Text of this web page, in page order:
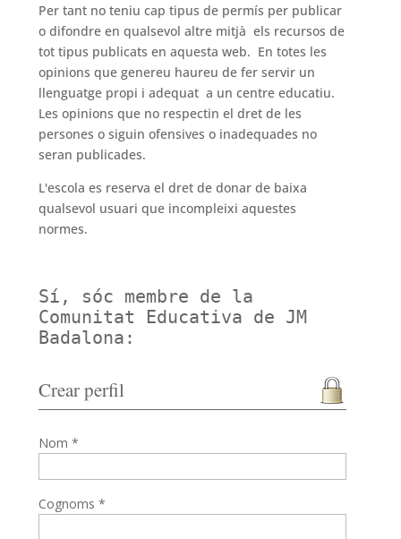
Per tant no teniu cap tipus de permís per publicar
o difondre en qualsevol altre mitjà els recursos de
tot tipus publicats en aquesta web. En totes les
opinions que genereu haureu de fer servir un
llenguatge propi i adequat a un centre educatiu.
Les opinions que no respectin el dret de les
persones o siguin ofensives o inadequades no
seran publicades.
L'escola es reserva el dret de donar de baixa
qualsevol usuari que incompleixi aquestes
normes.
Sí, sóc membre de la
Comunitat Educativa de JM
Badalona:
Crear perfil
Nom *
Cognoms *